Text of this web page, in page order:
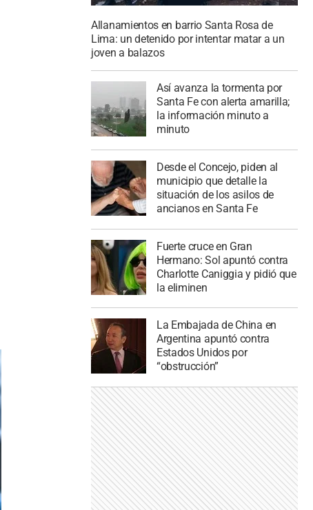
Allanamientos en barrio Santa Rosa de
Lima: un detenido por intentar matar a un
joven a balazos
Así avanza la tormenta por
Santa Fe con alerta amarilla;
la información minuto a
minuto
Desde el Concejo, piden al
municipio que detalle la
situación de los asilos de
ancianos en Santa Fe
Fuerte cruce en Gran
Hermano: Sol apuntó contra
Charlotte Caniggia y pidió que
la eliminen
La Embajada de China en
Argentina apuntó contra
Estados Unidos por
“obstrucción”